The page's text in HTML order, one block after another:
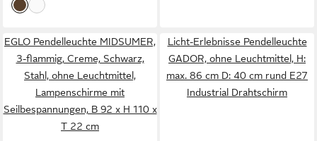
EGLO Pendelleuchte MIDSUMER,
3-flammig, Creme, Schwarz,
Stahl, ohne Leuchtmittel,
Lampenschirme mit
Seilbespannungen, B 92 x H 110 x
T 22 cm
Licht-Erlebnisse Pendelleuchte
GADOR, ohne Leuchtmittel, H:
max. 86 cm D: 40 cm rund E27
Industrial Drahtschirm